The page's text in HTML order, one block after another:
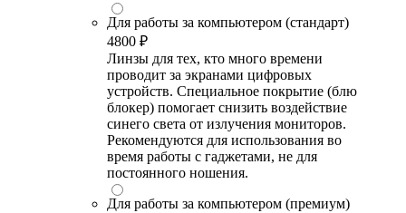
Для работы за компьютером (стандарт)
4800 ₽
Линзы для тех, кто много времени
проводит за экранами цифровых
устройств. Специальное покрытие (блю
блокер) помогает снизить воздействие
синего света от излучения мониторов.
Рекомендуются для использования во
время работы с гаджетами, не для
постоянного ношения.
Для работы за компьютером (премиум)